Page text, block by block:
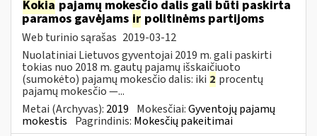
Kokia pajamų mokesčio dalis gali būti paskirta
paramos gavėjams ir politinėms partijoms
Web turinio sąrašas 2019-03-12
Nuolatiniai Lietuvos gyventojai 2019 m. gali paskirti
tokias nuo 2018 m. gautų pajamų išskaičiuoto
(sumokėto) pajamų mokesčio dalis: iki 2 procentų
pajamų mokesčio —...
Metai (Archyvas): 2019 Mokesčiai:Gyventojų pajamų
mokestis Pagrindinis: Mokesčių pakeitimai